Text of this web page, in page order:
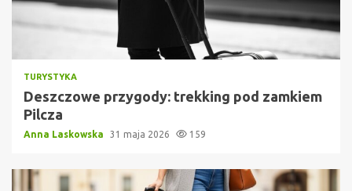
TURYSTYKA
Deszczowe przygody: trekking pod zamkiem
Pilcza
Anna Laskowska 31 maja 2026 159